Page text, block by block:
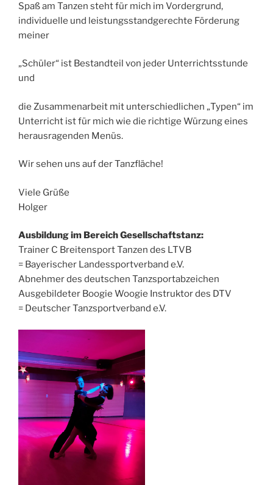
Spaß am Tanzen steht für mich im Vordergrund,
individuelle und leistungsstandgerechte Förderung
meiner
„Schüler“ ist Bestandteil von jeder Unterrichtsstunde
und
die Zusammenarbeit mit unterschiedlichen „Typen“ im
Unterricht ist für mich wie die richtige Würzung eines
herausragenden Menüs.
Wir sehen uns auf der Tanzfläche!
Viele Grüße
Holger
Ausbildung im Bereich Gesellschaftstanz:
Trainer C Breitensport Tanzen des LTVB
= Bayerischer Landessportverband e.V.
Abnehmer des deutschen Tanzsportabzeichen
Ausgebildeter Boogie Woogie Instruktor des DTV
= Deutscher Tanzsportverband e.V.